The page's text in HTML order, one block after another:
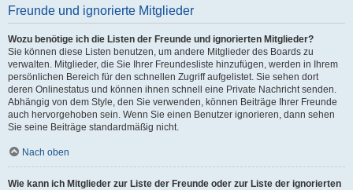
Freunde und ignorierte Mitglieder
Wozu benötige ich die Listen der Freunde und ignorierten Mitglieder?
Sie können diese Listen benutzen, um andere Mitglieder des Boards zu
verwalten. Mitglieder, die Sie Ihrer Freundesliste hinzufügen, werden in Ihrem
persönlichen Bereich für den schnellen Zugriff aufgelistet. Sie sehen dort
deren Onlinestatus und können ihnen schnell eine Private Nachricht senden.
Abhängig von dem Style, den Sie verwenden, können Beiträge Ihrer Freunde
auch hervorgehoben sein. Wenn Sie einen Benutzer ignorieren, dann sehen
Sie seine Beiträge standardmäßig nicht.
Nach oben
Wie kann ich Mitglieder zur Liste der Freunde oder zur Liste der ignorierten